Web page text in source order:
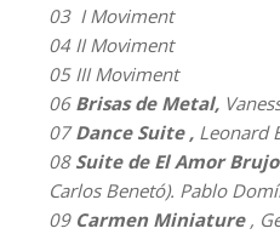
03 I Moviment
04 II Moviment
05 III Moviment
06 Brisas de Metal,
07Dance Suite , Leonard
08 Suite de El Amor Brujo
Carlos Benetó). Pablo
09 Carmen Miniature,